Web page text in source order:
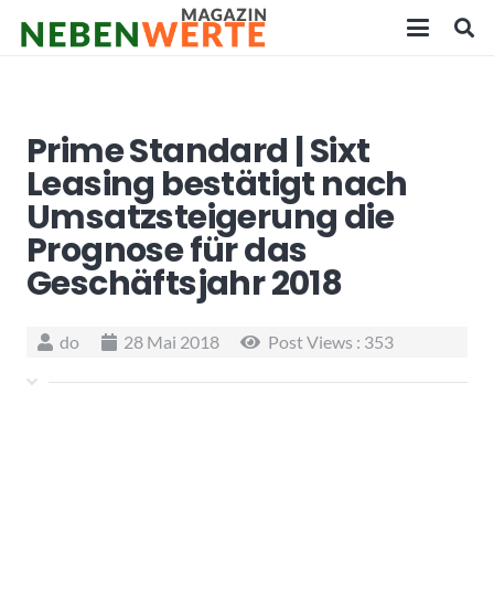
Prime Standard | Sixt
Leasing bestätigt nach
Umsatzsteigerung die
Prognose für das
Geschäftsjahr 2018
do 28 Mai 2018 Post Views : 353